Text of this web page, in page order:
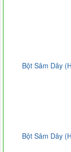
Bột Sâm Dây
Bột Sâm Dây